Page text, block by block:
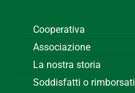
Cooperativa
Associazione
La nostra storia
Soddisfatti o rimborsati